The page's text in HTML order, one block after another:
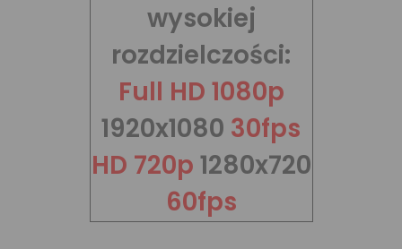
wysokiej
rozdzielczości:
Full HD 1080p
1920x1080 30fps
HD 720p 1280x720
60fps